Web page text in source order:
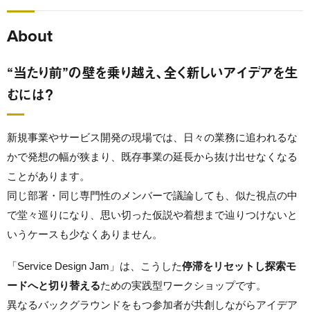
About
“当たり前”の壁を乗り越え、全く新しいアイデアを生
むには？
新規事業やサービス開発の現場では、日々の業務に追われるな
かで発想の幅が狭まり、既存事業の延長から抜け出せなくなる
ことがあります。
同じ部署・同じ専門性のメンバーで議論しても、似た視点の中
で堂々巡りになり、思い切った仮説や着想まで辿りつけないと
いうケースも少なくありません。
「Service Design Jam」は、こうした停滞をリセットし探索モ
ードへと切り替えるための実践型ワークショップです。
異なるバックグラウンドをもつ参加者が共創しながらアイデア